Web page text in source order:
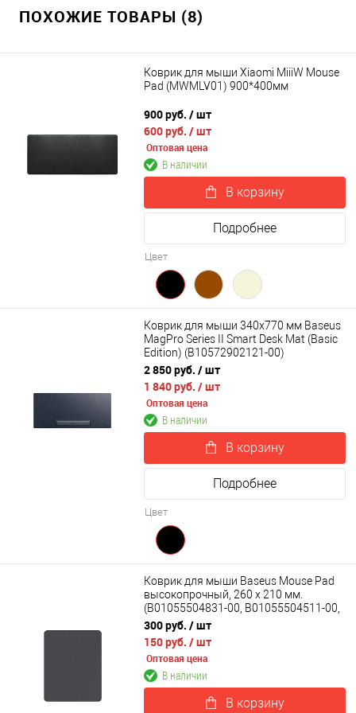
ПОХОЖИЕ ТОВАРЫ (8)
Коврик для мыши Xiaomi MiiiW Mouse
Pad (MWMLV01) 900*400мм
900 руб. / шт
600 руб. / шт
Оптовая цена
В наличии
В корзину
Подробнее
Цвет
Коврик для мыши 340x770 мм Baseus
MagPro Series II Smart Desk Mat (Basic
Edition) (B10572902121-00)
2 850 руб. / шт
1 840 руб. / шт
Оптовая цена
В наличии
В корзину
Подробнее
Цвет
Коврик для мыши Baseus Mouse Pad
высокопрочный, 260 x 210 мм.
(B01055504831-00, B01055504511-00,
B01055504411-00)
300 руб. / шт
150 руб. / шт
Оптовая цена
В наличии
В корзину